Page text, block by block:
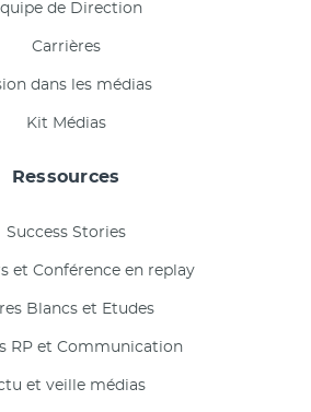
de Direction
Carrières
dans les médias
Kit Médias
Ressources
Success Stories
et Conférence en replay
Blancs et Etudes
RP et Communication
et veille médias